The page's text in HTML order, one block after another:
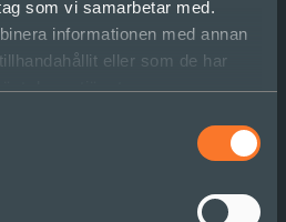
som vi samarbetar med.
informationen med annan
eller som de har
deras tjänster.
att få
med på